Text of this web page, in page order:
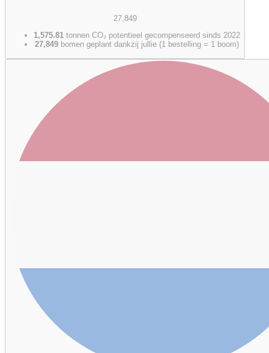
27,849
1,575.81 tonnen CO₂ potentieel gecompenseerd sinds 2022
27,849 bomen geplant dankzij jullie (1 bestelling = 1 boom)